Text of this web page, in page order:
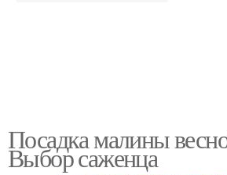
Посадка малины
Выбор саженца